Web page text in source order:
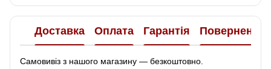
Доставка Оплата Гарантія Повернення
Самовивіз з нашого магазину — безкоштовно.